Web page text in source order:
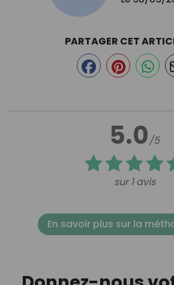
5.0/5
sur 1 avis
PARTAGER CET
En savoir plus sur la